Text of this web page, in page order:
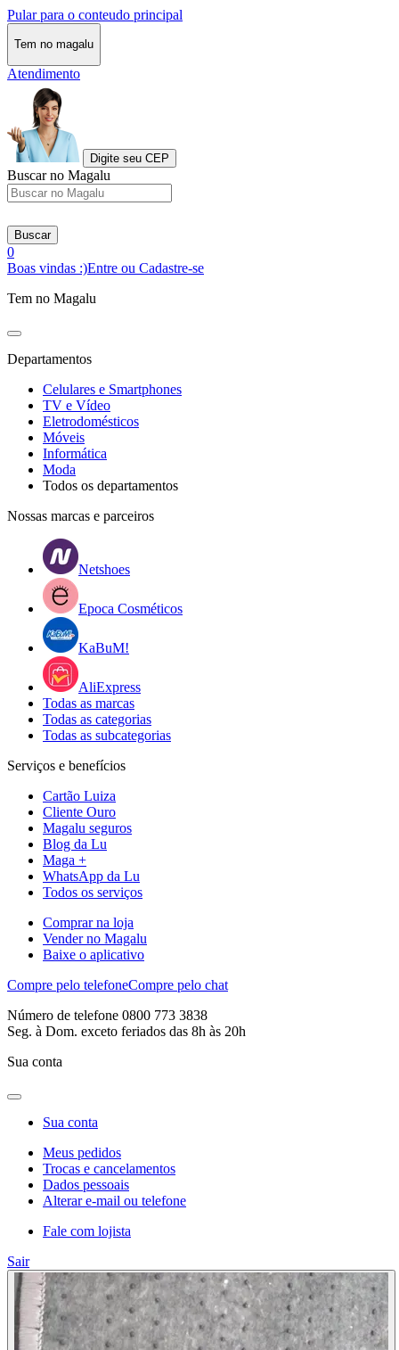
Pular para o conteudo principal
Tem no magalu
Atendimento
Digite seu CEP
Buscar no Magalu
Buscar
0
Boas vindas :)Entre ou Cadastre-se
Tem no Magalu
Departamentos
Celulares e Smartphones
TV e Vídeo
Eletrodomésticos
Móveis
Informática
Moda
Todos os departamentos
Nossas marcas e parceiros
Netshoes
Epoca Cosméticos
KaBuM!
AliExpress
Todas as marcas
Todas as categorias
Todas as subcategorias
Serviços e benefícios
Cartão Luiza
Cliente Ouro
Magalu seguros
Blog da Lu
Maga +
WhatsApp da Lu
Todos os serviços
Comprar na loja
Vender no Magalu
Baixe o aplicativo
Compre pelo telefoneCompre pelo chat
Número de telefone 0800 773 3838
Seg. à Dom. exceto feriados das 8h às 20h
Sua conta
Sua conta
Meus pedidos
Trocas e cancelamentos
Dados pessoais
Alterar e-mail ou telefone
Fale com lojista
Sair